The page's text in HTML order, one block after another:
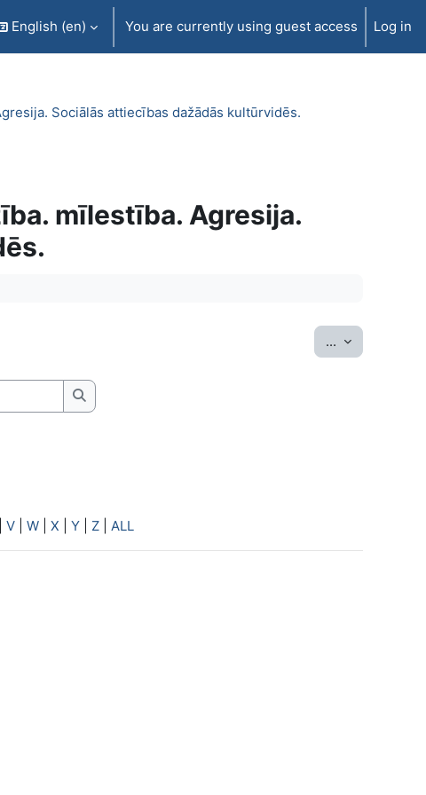
English ‎(en)‎ You are currently using guest access Log in
Sociālās attiecības dažādās kultūrvidēs.
mīlestība. Agresija.
... Export
Search
V W X Y Z ALL